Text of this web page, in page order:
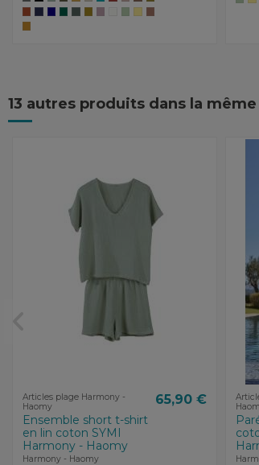
13 autres produits dans la
Articles plage Harmony -
Haomy
Ensemble short t-shirt
en lin coton SYMI
Harmony - Haomy
Harmony - Haomy
65,90 €